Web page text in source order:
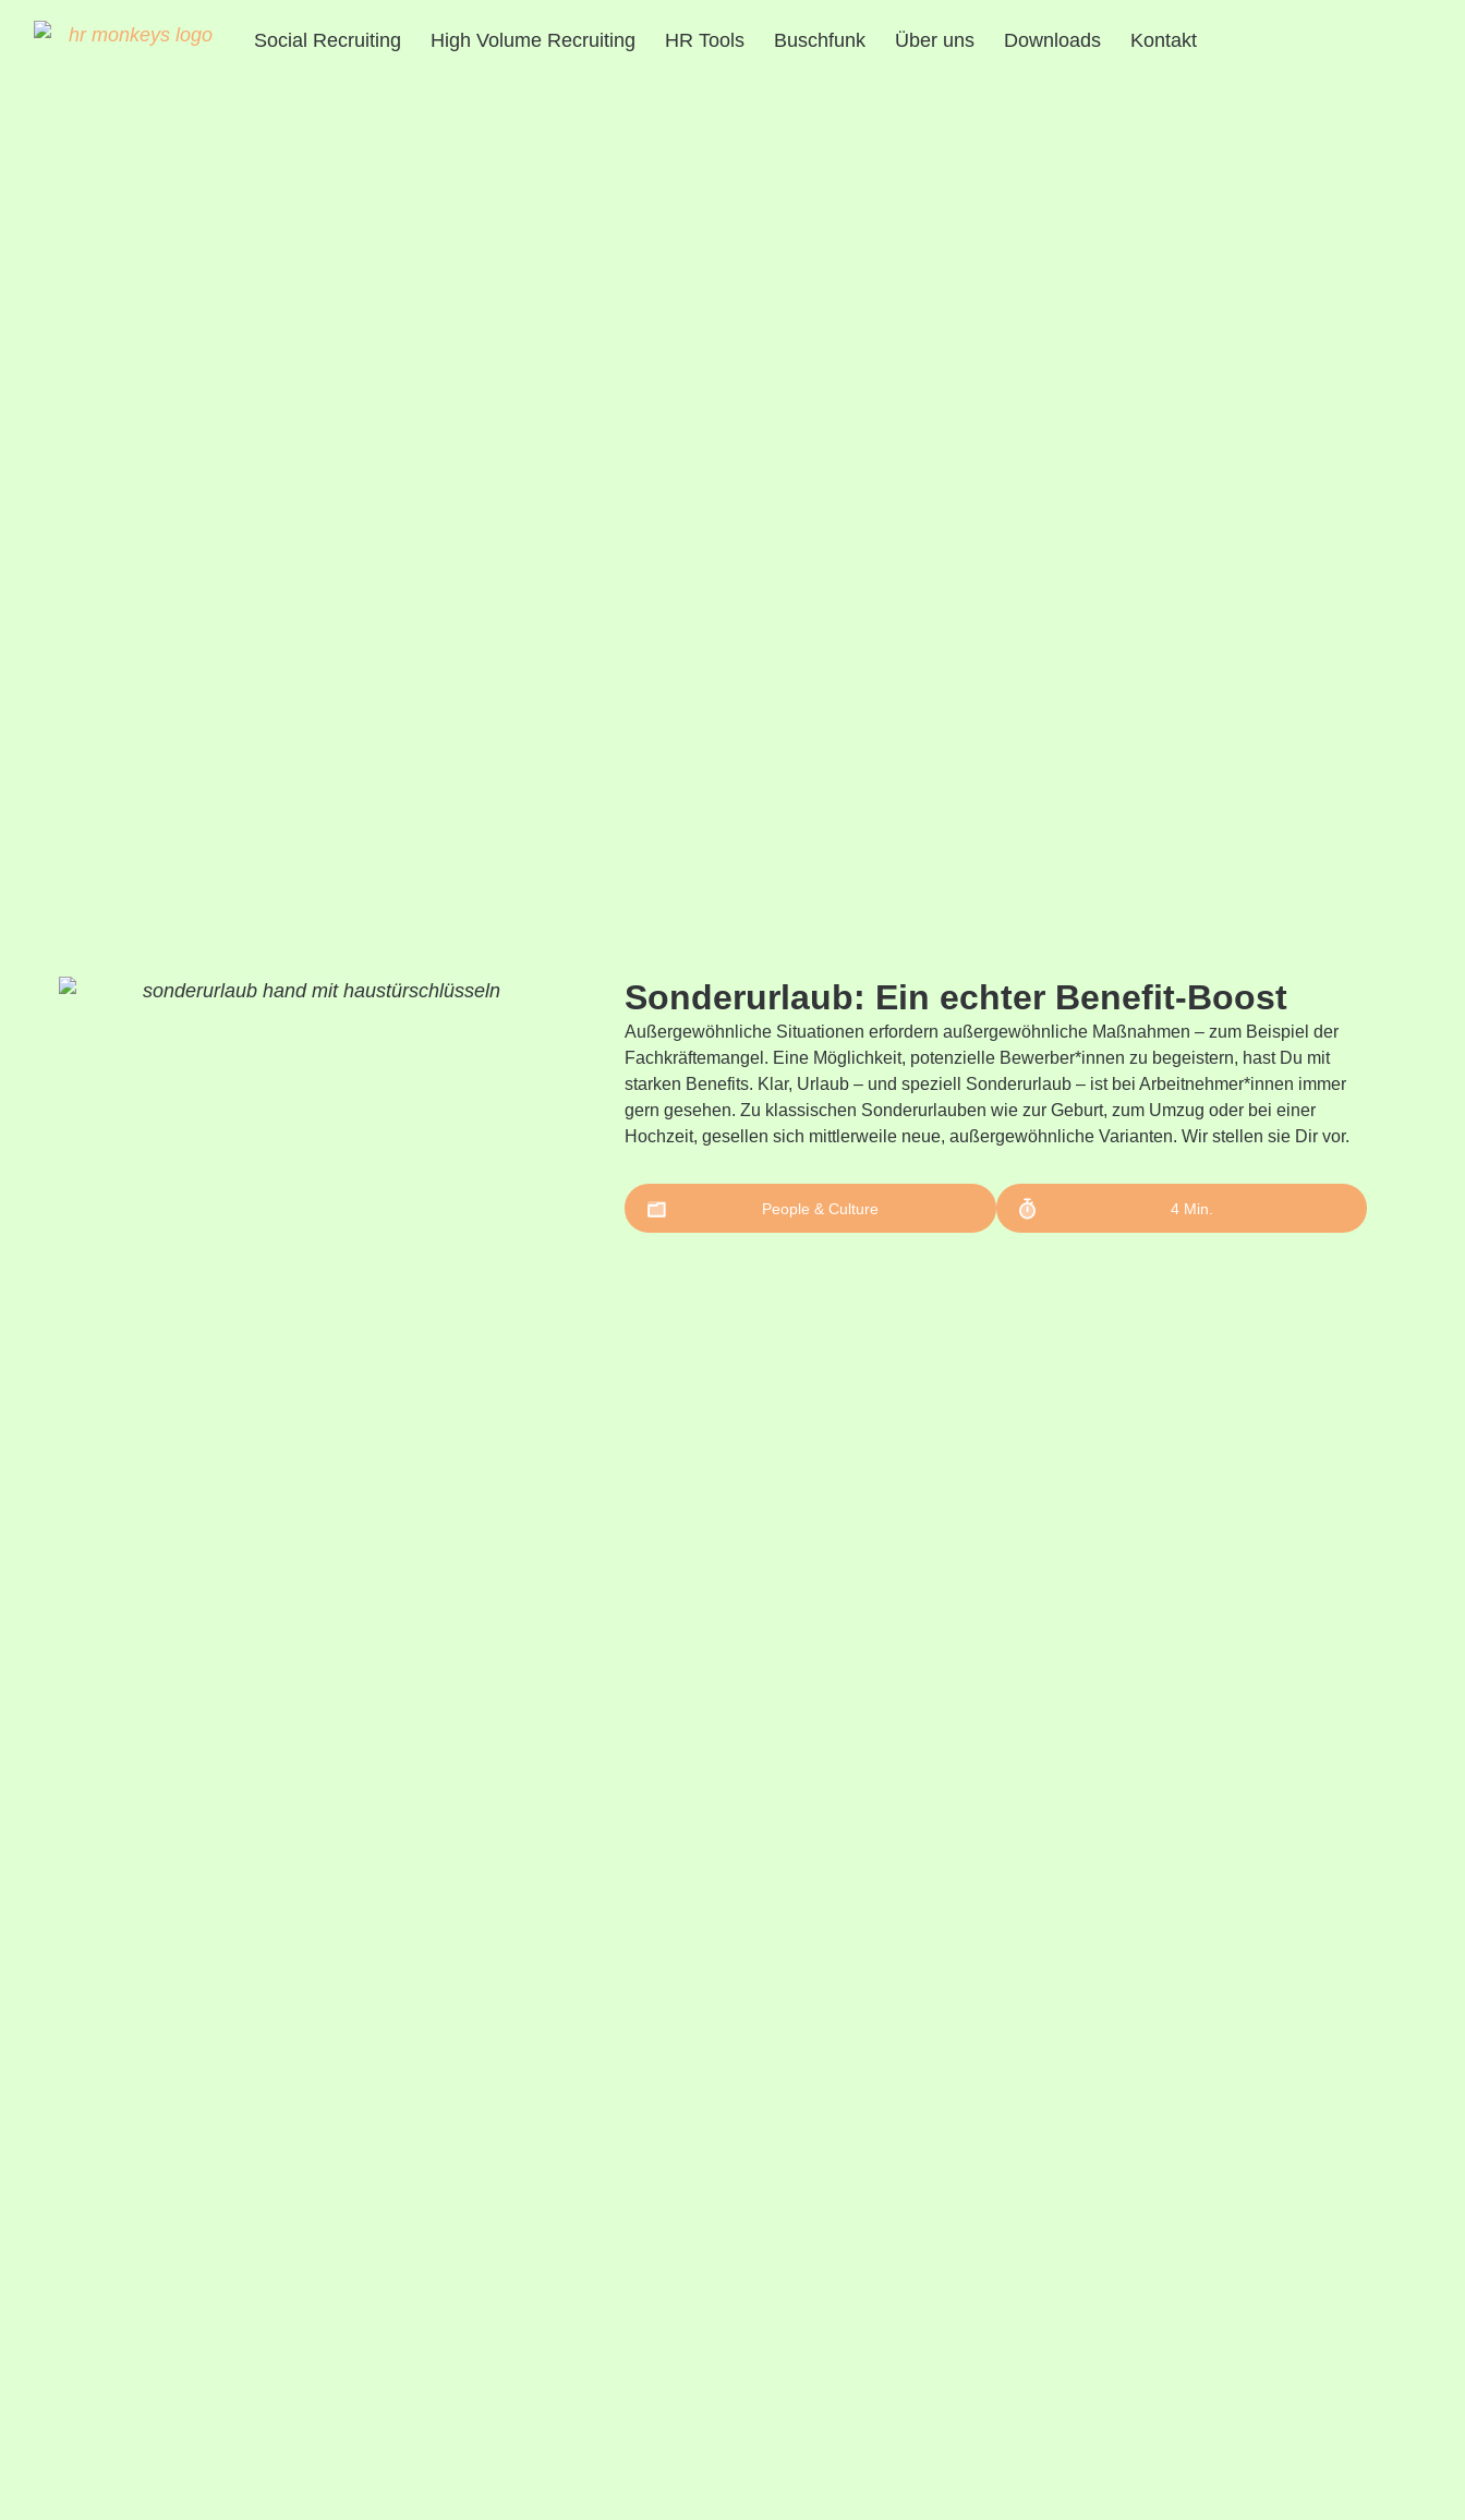
Social Recruiting High Volume Recruiting HR Tools Buschfunk Über uns Downloads Kontakt
Sonderurlaub: Ein echter Benefit-Boost
Außergewöhnliche Situationen erfordern außergewöhnliche Maßnahmen – zum Beispiel der
Fachkräftemangel. Eine Möglichkeit, potenzielle Bewerber*innen zu begeistern, hast Du mit
starken Benefits. Klar, Urlaub – und speziell Sonderurlaub – ist bei Arbeitnehmer*innen immer
gern gesehen. Zu klassischen Sonderurlauben wie zur Geburt, zum Umzug oder bei einer
Hochzeit, gesellen sich mittlerweile neue, außergewöhnliche Varianten. Wir stellen sie Dir vor.
People & Culture 4 Min.